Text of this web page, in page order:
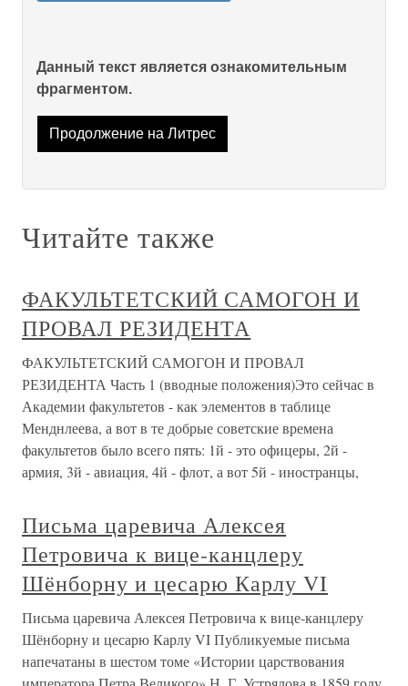
Данный текст является ознакомительным
фрагментом.
Продолжение на Литрес
Читайте также
ФАКУЛЬТЕТСКИЙ САМОГОН И
ПРОВАЛ РЕЗИДЕНТА
ФАКУЛЬТЕТСКИЙ САМОГОН И ПРОВАЛ
РЕЗИДЕНТА Часть 1 (вводные положения)Это сейчас в
Академии факультетов - как элементов в таблице
Менднлеева, а вот в те добрые советские времена
факультетов было всего пять: 1й - это офицеры, 2й -
армия, 3й - авиация, 4й - флот, а вот 5й - иностранцы,
Письма царевича Алексея
Петровича к вице-канцлеру
Шёнборну и цесарю Карлу VI
Письма царевича Алексея Петровича к вице-канцлеру
Шёнборну и цесарю Карлу VI Публикуемые письма
напечатаны в шестом томе «Истории царствования